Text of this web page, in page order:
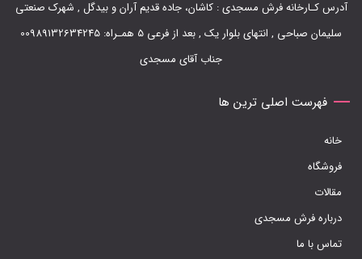
می
باشد.
است
صفحه
محصول
انتخاب
آدرس کـارخانه فرش مسجدی : کاشان، جاده قدیم آران و بیدگل , شهرک صنعتی
سلیمان صباحی , انتهای بلوار یک , بعد از فرعی 5 همـراه: 00989132634245
جناب آقای مسجدی
فهرست اصلی ترین ها
خانه
فروشگاه
مقالات
درباره فرش مسجدی
تماس با ما